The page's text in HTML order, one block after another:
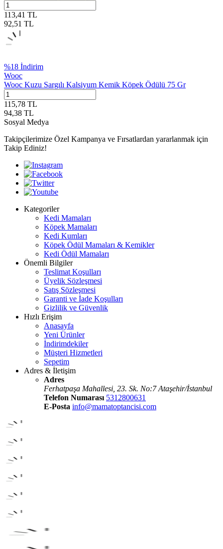
113,41 TL
92,51 TL
%18 İndirim
Wooc
Wooc Kuzu Sargılı Kalsiyum Kemik Köpek Ödülü 75 Gr
115,78 TL
94,38 TL
Sosyal Medya
Takipçilerimize Özel Kampanya ve Fırsatlardan yararlanmak için
Takip Ediniz!
Kategoriler
Kedi Mamaları
Köpek Mamaları
Kedi Kumları
Köpek Ödül Mamaları & Kemikler
Kedi Ödül Mamaları
Önemli Bilgiler
Teslimat Koşulları
Üyelik Sözleşmesi
Satış Sözleşmesi
Garanti ve İade Koşulları
Gizlilik ve Güvenlik
Hızlı Erişim
Anasayfa
Yeni Ürünler
İndirimdekiler
Müşteri Hizmetleri
Sepetim
Adres & İletişim
Adres
Ferhatpaşa Mahallesi, 23. Sk. No:7 Ataşehir/İstanbul
Telefon Numarası 5312800631
E-Posta info@mamatoptancisi.com